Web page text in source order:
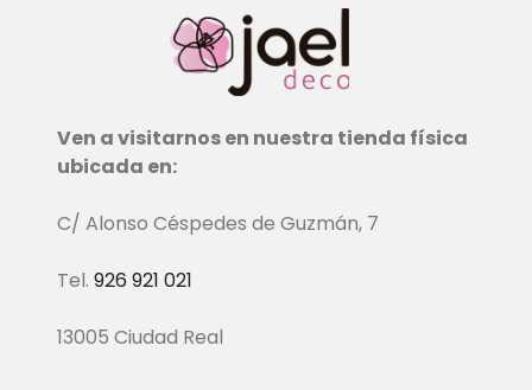
Ven a visitarnos en nuestra tienda física
ubicada en:
C/ Alonso Céspedes de Guzmán, 7
Tel. 926 921 021
13005 Ciudad Real